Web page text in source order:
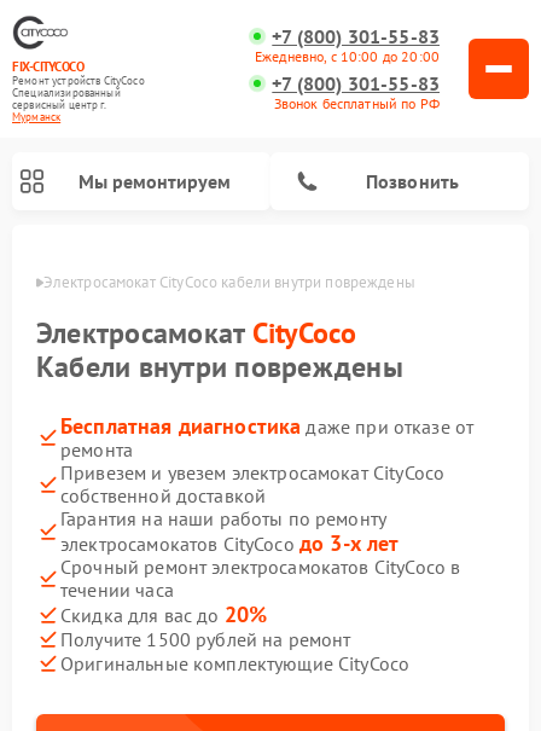
FIX-CITYCOCO
Ремонт устройств CityCoco
Специализированный
cервисный центр г.
Мурманск
+7 (800) 301-55-83
Ежедневно, с 10:00 до 20:00
+7 (800) 301-55-83
Звонок бесплатный по РФ
Мы ремонтируем Позвонить
Электросамокат CityCoco кабели внутри повреждены
Электросамокат CityCoco
Кабели внутри повреждены
Бесплатная диагностика даже при отказе от
ремонта
Привезем и увезем электросамокат CityCoco
собственной доставкой
Гарантия на наши работы по ремонту
электросамокатов CityCoco до 3-х лет
Срочный ремонт электросамокатов CityCoco в
течении часа
Скидка для вас до 20%
Получите 1500 рублей на ремонт
Оригинальные комплектующие CityCoco